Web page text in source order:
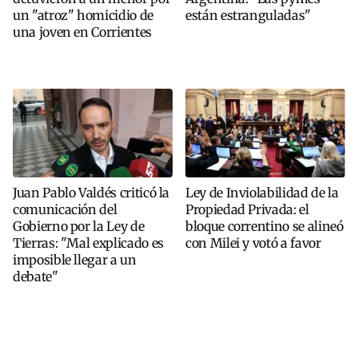
un "atroz" homicidio de
una joven en Corrientes
están estranguladas"
Juan Pablo Valdés criticó la
comunicación del
Gobierno por la Ley de
Tierras: "Mal explicado es
imposible llegar a un
debate"
Ley de Inviolabilidad de la
Propiedad Privada: el
bloque correntino se alineó
con Milei y votó a favor